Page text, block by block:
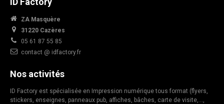
ZA Masquère
31220 Cazères
05 61 87 55 85
contact @ idfactory.fr
Nos activités
ID Factory est spécialisée en Impression numérique tous format (flyers,
stickers, enseignes, panneaux pub, affiches, bâches, carte de visite,…,